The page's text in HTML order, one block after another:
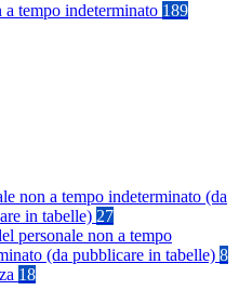
a tempo indeterminato 189
non a tempo indeterminato (da
in tabelle) 27
personale non a tempo
(da pubblicare in tabelle) 8
18